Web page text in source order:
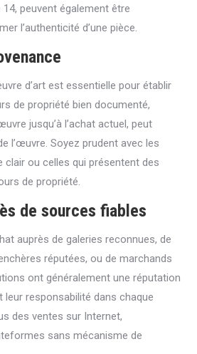
peuvent également être
l’authenticité d’une pièce.
d’art est essentielle pour établir
de propriété bien documenté,
jusqu’à l’achat actuel, peut
l’œuvre. Soyez prudent avec les
ou celles qui présentent des
de propriété.
de sources fiables
auprès de galeries reconnues, de
réputées, ou de marchands
ont généralement une réputation
leur responsabilité dans chaque
des ventes sur Internet,
sans mécanisme de